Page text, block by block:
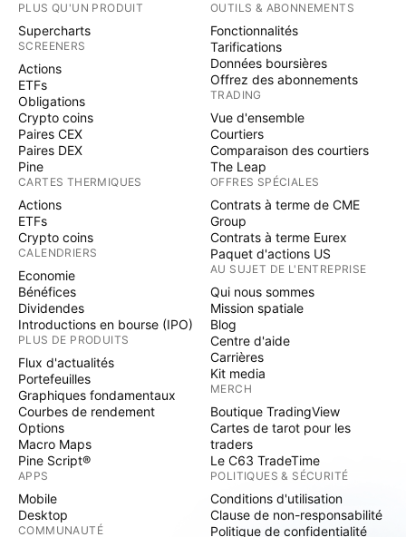
PLUS QU'UN PRODUIT
Supercharts
SCREENERS
Actions
ETFs
Obligations
Crypto coins
Paires CEX
Paires DEX
Pine
CARTES THERMIQUES
Actions
ETFs
Crypto coins
CALENDRIERS
Economie
Bénéfices
Dividendes
Introductions en bourse (IPO)
PLUS DE PRODUITS
Flux d'actualités
Portefeuilles
Graphiques fondamentaux
Courbes de rendement
Options
Macro Maps
Pine Script®
APPS
Mobile
Desktop
COMMUNAUTÉ
OUTILS & ABONNEMENTS
Fonctionnalités
Tarifications
Données boursières
Offrez des abonnements
TRADING
Vue d'ensemble
Courtiers
Comparaison des courtiers
The Leap
OFFRES SPÉCIALES
Contrats à terme de CME
Group
Contrats à terme Eurex
Paquet d'actions US
AU SUJET DE L'ENTREPRISE
Qui nous sommes
Mission spatiale
Blog
Centre d'aide
Carrières
Kit media
MERCH
Boutique TradingView
Cartes de tarot pour les
traders
Le C63 TradeTime
POLITIQUES & SÉCURITÉ
Conditions d'utilisation
Clause de non-responsabilité
Politique de confidentialité